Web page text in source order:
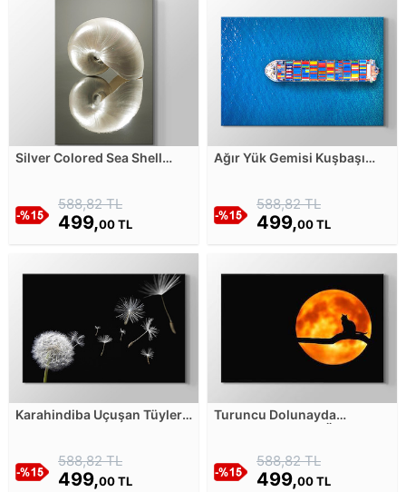
Silver Colored Sea Shell
588,82 TL
499,00 TL
Ağır Yük Gemisi Kuşbaşı
588,82 TL
499,00 TL
Karahindiba Uçuşan Tüyler
588,82 TL
499,00 TL
Turuncu Dolunayda
588,82 TL
499,00 TL